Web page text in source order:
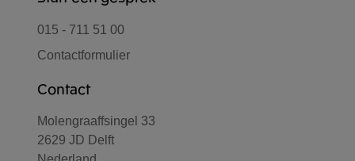
015 - 711 51 00
Contactformulier
Contact
Molengraaffsingel 33
2629 JD Delft